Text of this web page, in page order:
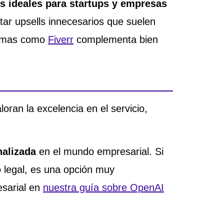
ideales para startups y empresas
upsells innecesarios que suelen
como Fiverr complementa bien
la excelencia en el servicio,
en el mundo empresarial. Si
es una opción muy
en nuestra guía sobre OpenAI